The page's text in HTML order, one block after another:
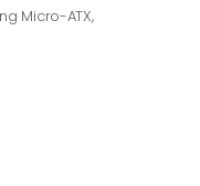
Micro-ATX,